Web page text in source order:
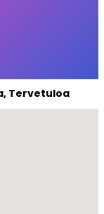
Tervetuloa